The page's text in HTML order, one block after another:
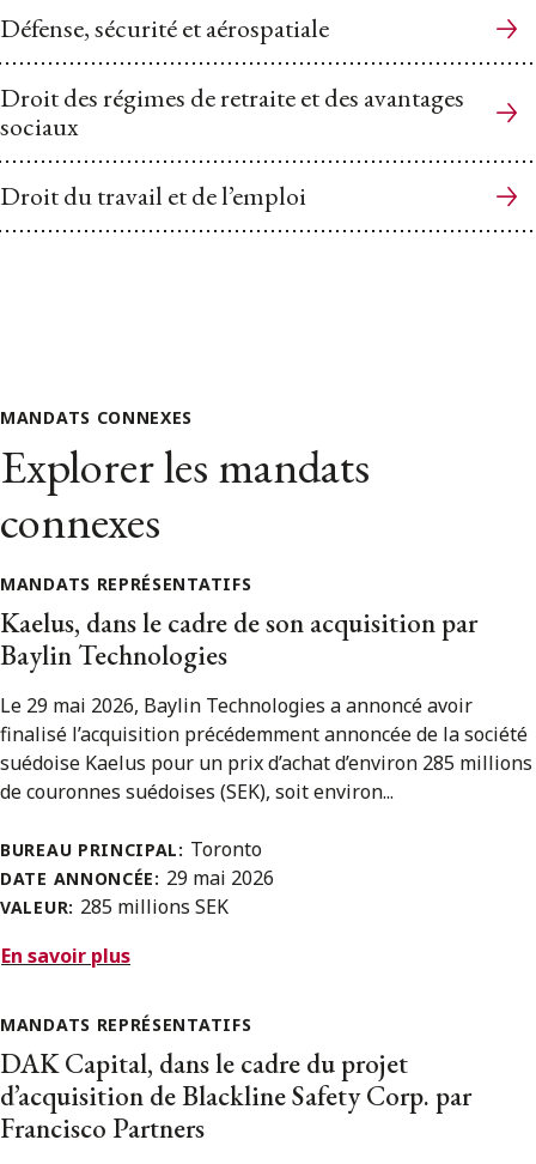
Défense, sécurité et aérospatiale
Droit des régimes de retraite et des avantages
sociaux
Droit du travail et de l’emploi
MANDATS CONNEXES
Explorer les mandats
connexes
MANDATS REPRÉSENTATIFS
Kaelus, dans le cadre de son acquisition par
Baylin Technologies
Le 29 mai 2026, Baylin Technologies a annoncé avoir
finalisé l’acquisition précédemment annoncée de la société
suédoise Kaelus pour un prix d’achat d’environ 285 millions
de couronnes suédoises (SEK), soit environ...
BUREAU PRINCIPAL: Toronto
DATE ANNONCÉE: 29 mai 2026
VALEUR: 285 millions SEK
En savoir plus
MANDATS REPRÉSENTATIFS
DAK Capital, dans le cadre du projet
d’acquisition de Blackline Safety Corp. par
Francisco Partners